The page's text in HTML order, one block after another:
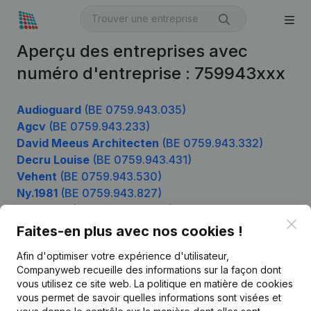
Aperçu des entreprises avec
numéro d'entreprise : 759943xxx
Audioguard (BE 0759.943.035)
Agcv (BE 0759.943.233)
David Meeus Architecten (BE 0759.943.332)
Decru Louise (BE 0759.943.431)
Vehent (BE 0759.943.530)
Ny.1981 (BE 0759.943.827)
Faites-en plus avec nos cookies !
Afin d'optimiser votre expérience d'utilisateur,
Companyweb recueille des informations sur la façon dont
vous utilisez ce site web. La politique en matière de cookies
vous permet de savoir quelles informations sont visées et
Produit
Informations d’entreprise